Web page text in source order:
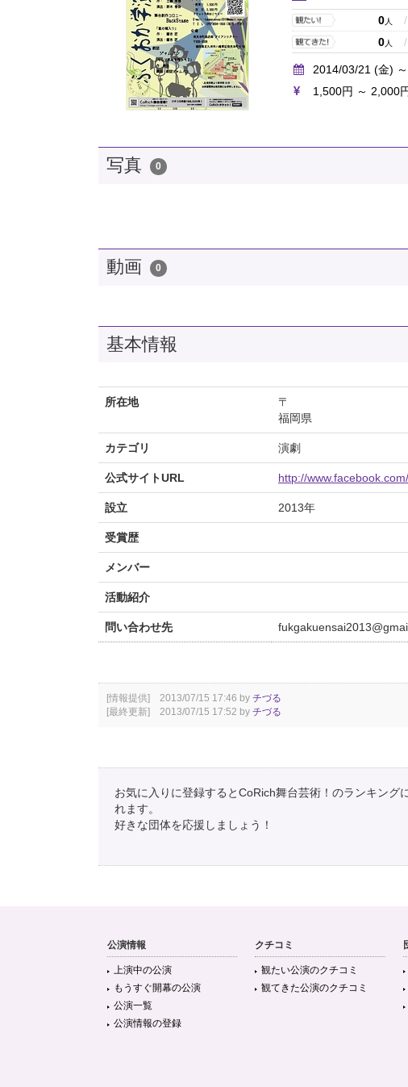
0人 /
0人 /
2014/03/21 (金)
1,500円 ～ 2,000
写真 0
動画 0
基本情報
所在地
〒
福岡県
カテゴリ 演劇
公式サイトURL http://
設立 2013年
受賞歴
メンバー
活動紹介
問い合わせ先
[情報提供] 2013/07/15 17:46 by チづる
[最終更新] 2013/07/15 17:52 by チづる
お気に入りに登録するとCoRich舞台芸術！のランキング
れます。
好きな団体を応援しましょう！
公演情報
上演中の公演
もうすぐ開幕の公演
公演一覧
公演情報の登録
クチコミ
観たい公演のクチコミ
観てきた公演のクチコミ